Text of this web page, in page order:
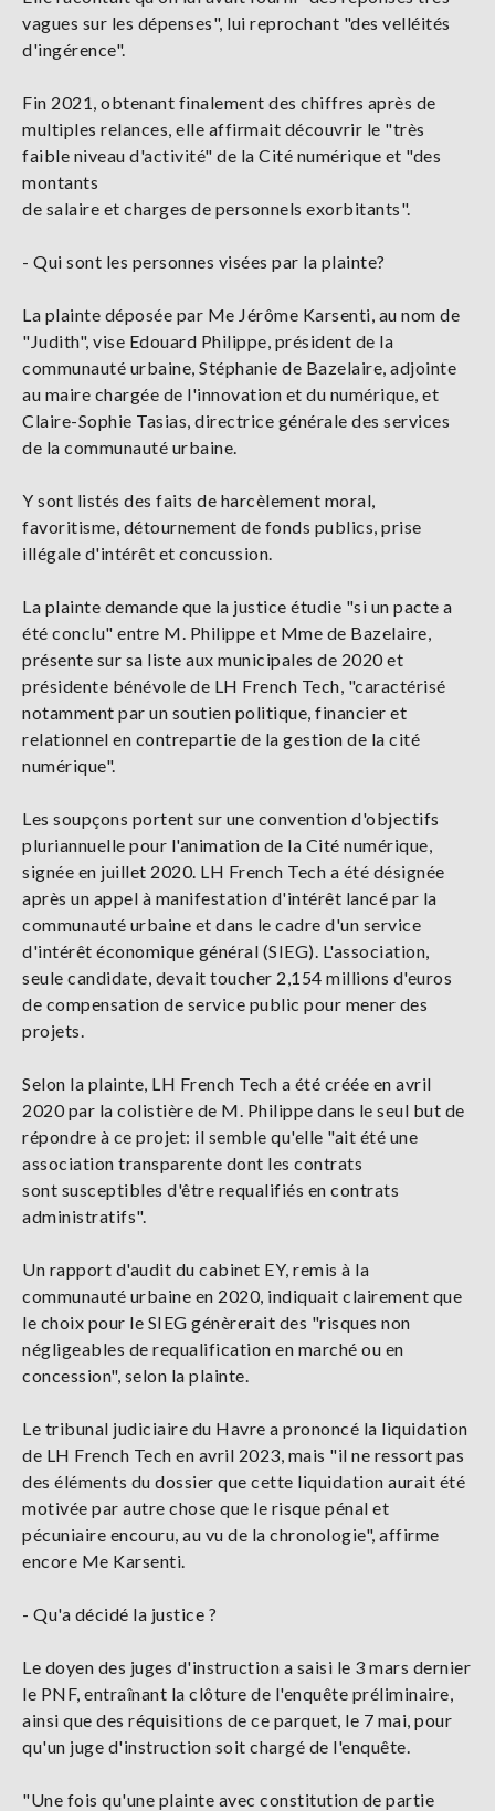
vagues sur les dépenses", lui reprochant "des velléités
d'ingérence".
Fin 2021, obtenant finalement des chiffres après de
multiples relances, elle affirmait découvrir le "très
faible niveau d'activité" de la Cité numérique et "des
montants
de salaire et charges de personnels exorbitants".
- Qui sont les personnes visées par la plainte?
La plainte déposée par Me Jérôme Karsenti, au nom de
"Judith", vise Edouard Philippe, président de la
communauté urbaine, Stéphanie de Bazelaire, adjointe
au maire chargée de l'innovation et du numérique, et
Claire-Sophie Tasias, directrice générale des services
de la communauté urbaine.
Y sont listés des faits de harcèlement moral,
favoritisme, détournement de fonds publics, prise
illégale d'intérêt et concussion.
La plainte demande que la justice étudie "si un pacte a
été conclu" entre M. Philippe et Mme de Bazelaire,
présente sur sa liste aux municipales de 2020 et
présidente bénévole de LH French Tech, "caractérisé
notamment par un soutien politique, financier et
relationnel en contrepartie de la gestion de la cité
numérique".
Les soupçons portent sur une convention d'objectifs
pluriannuelle pour l'animation de la Cité numérique,
signée en juillet 2020. LH French Tech a été désignée
après un appel à manifestation d'intérêt lancé par la
communauté urbaine et dans le cadre d'un service
d'intérêt économique général (SIEG). L'association,
seule candidate, devait toucher 2,154 millions d'euros
de compensation de service public pour mener des
projets.
Selon la plainte, LH French Tech a été créée en avril
2020 par la colistière de M. Philippe dans le seul but de
répondre à ce projet: il semble qu'elle "ait été une
association transparente dont les contrats
sont susceptibles d'être requalifiés en contrats
administratifs".
Un rapport d'audit du cabinet EY, remis à la
communauté urbaine en 2020, indiquait clairement que
le choix pour le SIEG génèrerait des "risques non
négligeables de requalification en marché ou en
concession", selon la plainte.
Le tribunal judiciaire du Havre a prononcé la liquidation
de LH French Tech en avril 2023, mais "il ne ressort pas
des éléments du dossier que cette liquidation aurait été
motivée par autre chose que le risque pénal et
pécuniaire encouru, au vu de la chronologie", affirme
encore Me Karsenti.
- Qu'a décidé la justice ?
Le doyen des juges d'instruction a saisi le 3 mars dernier
le PNF, entraînant la clôture de l'enquête préliminaire,
ainsi que des réquisitions de ce parquet, le 7 mai, pour
qu'un juge d'instruction soit chargé de l'enquête.
"Une fois qu'une plainte avec constitution de partie